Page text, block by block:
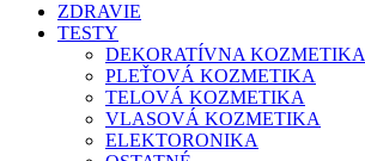
ZDRAVIE
TESTY
DEKORATÍVNA KOZMETIKA
PLEŤOVÁ KOZMETIKA
TELOVÁ KOZMETIKA
VLASOVÁ KOZMETIKA
ELEKTORONIKA